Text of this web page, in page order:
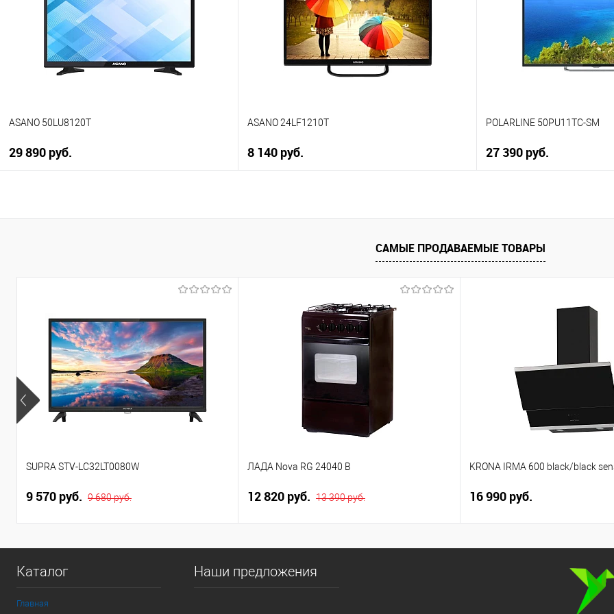
К сравнению
В избранное
В наличии
К сравнению
В избранное
В наличии
К сравнению
В избранное
В наличии
ASANO 50LU8120T
29 890 руб.
В наличии
ASANO 24LF1210T
8 140 руб.
В наличии
POLARLINE 50PU11TC-SM
27 390 руб.
К сравнению
В избранное
В наличии
САМЫЕ ПРОДАВАЕМЫЕ ТОВАРЫ
SUPRA STV-LC32LT0080W
9 570 руб. 9 680 руб.
ЛАДА Nova RG 24040 B
12 820 руб. 13 390 руб.
KRONA IRMA 600 black/black
16 990 руб.
Каталог
Главная
Наши предложения